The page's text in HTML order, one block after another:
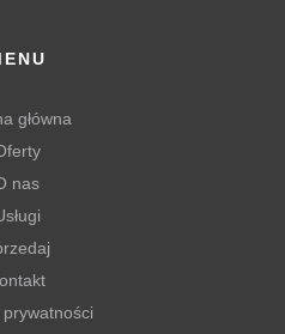
główna
nas
prywatności